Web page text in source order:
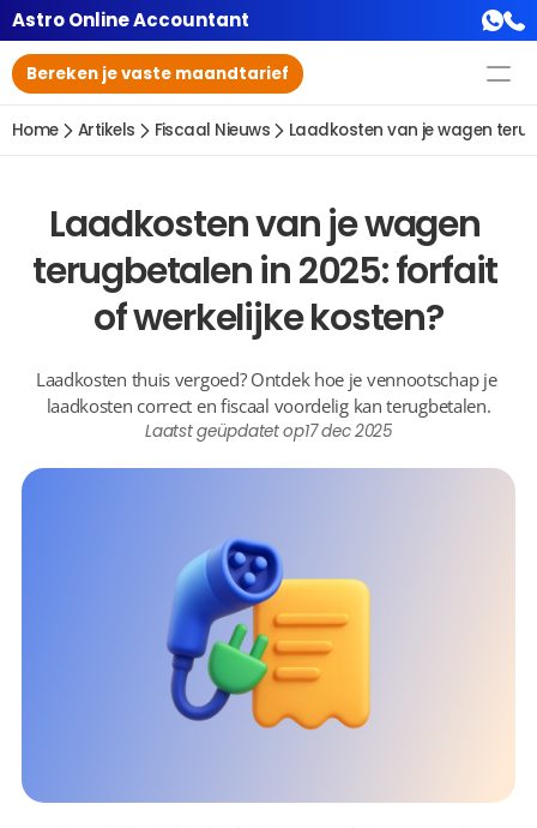
Astro Online Accountant
Bereken je vaste maandtarief
Home Artikels Fiscaal Nieuws Laadkosten van je wagen
Laadkosten van je wagen
terugbetalen in 2025: forfait
of werkelijke kosten?
Laadkosten thuis vergoed? Ontdek hoe je vennootschap je
laadkosten correct en fiscaal voordelig kan terugbetalen.
Laatst geüpdatet op17 dec 2025